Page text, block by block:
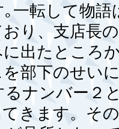
一転して物語
り、支店長
出たところ
部下のせい
ナンバー２
てきます。そ